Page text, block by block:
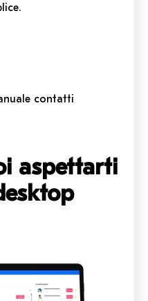
contatti
aspettarti